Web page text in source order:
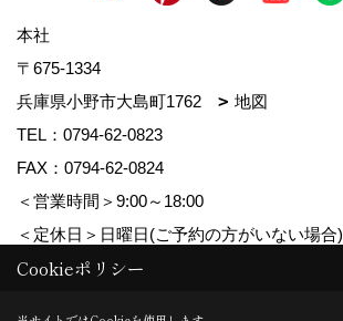
本社
〒675-1334
兵庫県小野市大島町1762
地図
TEL： 0794-62-0823
FAX：0794-62-0824
＜営業時間＞9:00～18:00
＜定休日＞日曜日(ご予約の方がいない場合)
Cookieポリシー